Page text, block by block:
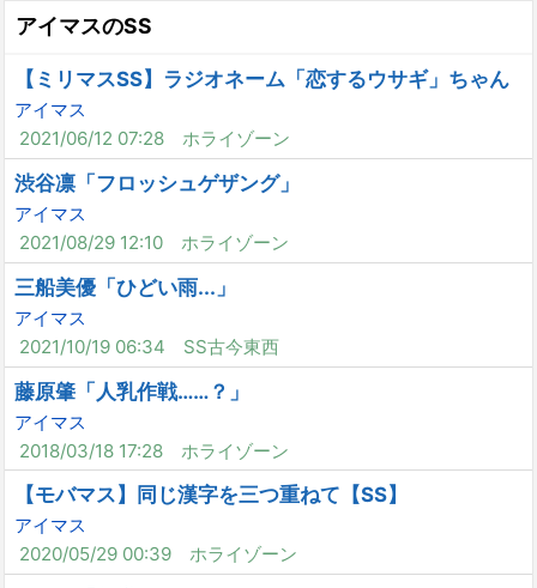
アイマスのSS
【ミリマスSS】ラジオネーム「恋するウサギ」ちゃん
アイマス
2021/06/12 07:28
ホライゾーン
渋谷凛「フロッシュゲザング」
アイマス
2021/08/29 12:10
ホライゾーン
三船美優「ひどい雨...」
アイマス
2021/10/19 06:34
SS古今東西
藤原肇「人乳作戦……？」
アイマス
2018/03/18 17:28
ホライゾーン
【モバマス】同じ漢字を三つ重ねて【SS】
アイマス
2020/05/29 00:39
ホライゾーン